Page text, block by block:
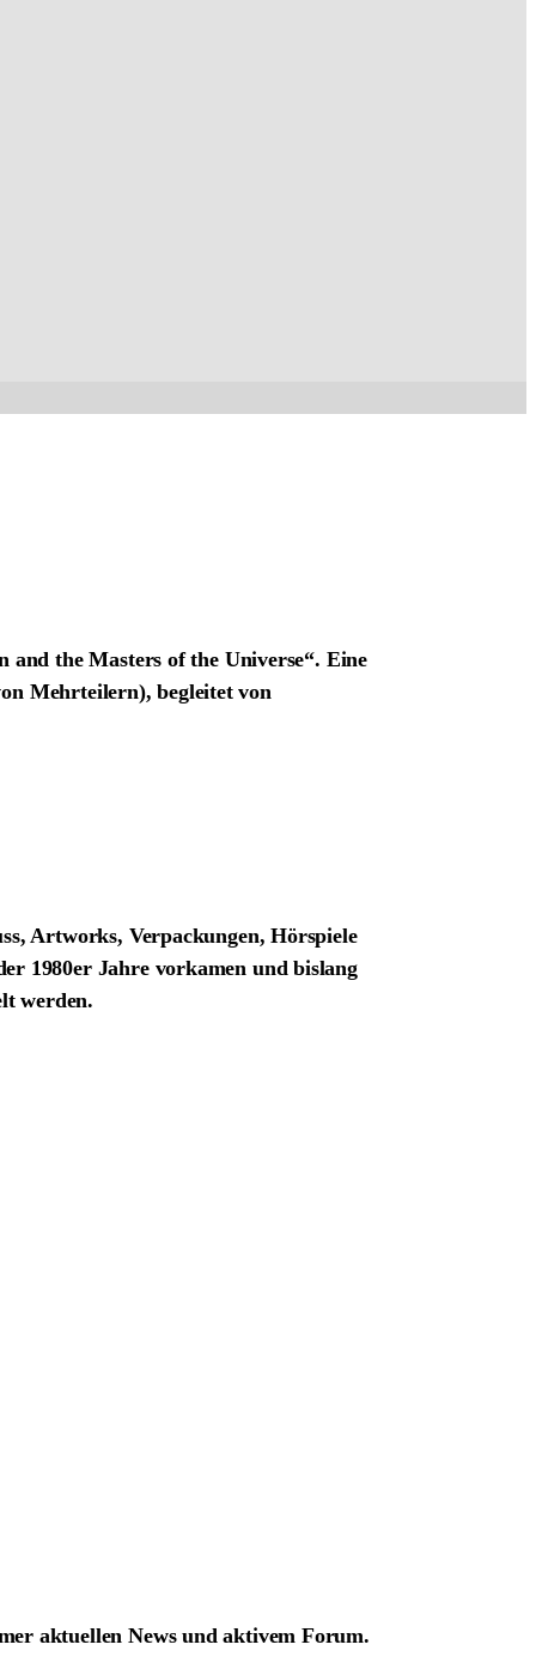
the Masters of the Universe“. Eine
Mehrteilern), begleitet von
Artworks, Verpackungen, Hörspiele
1980er Jahre vorkamen und bislang
werden.
aktuellen News und aktivem Forum.